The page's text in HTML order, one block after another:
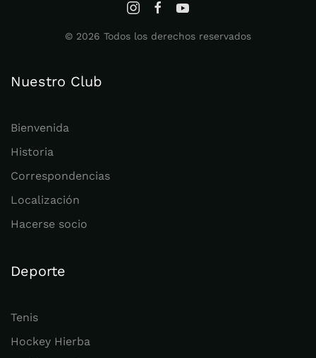
© 2026 Todos los derechos reservados
Nuestro Club
Bienvenida
Historia
Correspondencias
Localización
Hacerse socio
Deporte
Tenis
Hockey Hierba